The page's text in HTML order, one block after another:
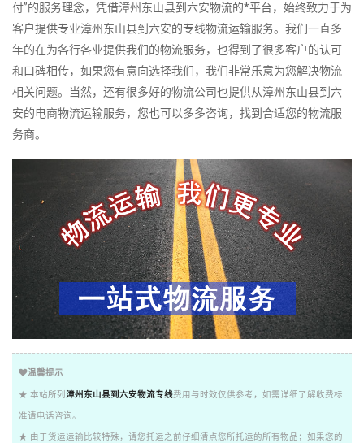
付”的服务理念，凭借漳州东山县到六安物流的*平台，始终致力于为
客户提供专业漳州东山县到六安的专线物流运输服务。我们一直多
年的在为各行各业提供我们的物流服务，也得到了很多客户的认可
和口碑相传，如果您有意向选择我们，我们非常乐意为您解决物流
相关问题。当然，还有很多好的物流公司也提供从漳州东山县到六
安的电商物流运输服务，您也可以多多咨询，找到合适您的物流服
务商。
温馨提示
★ 本站所列 漳州东山县到六安物流专线费用与时效仅供参考，如需详细了解收费标
准请电话咨询。
★ 由于货运运输比较特殊，请您托运之前仔细清点您所托运的所有物品；如果您的